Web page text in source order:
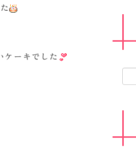
ケーキでした